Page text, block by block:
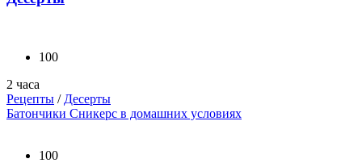
100
2 часа
Рецепты / Десерты
Батончики Сникерс в домашних условиях
100